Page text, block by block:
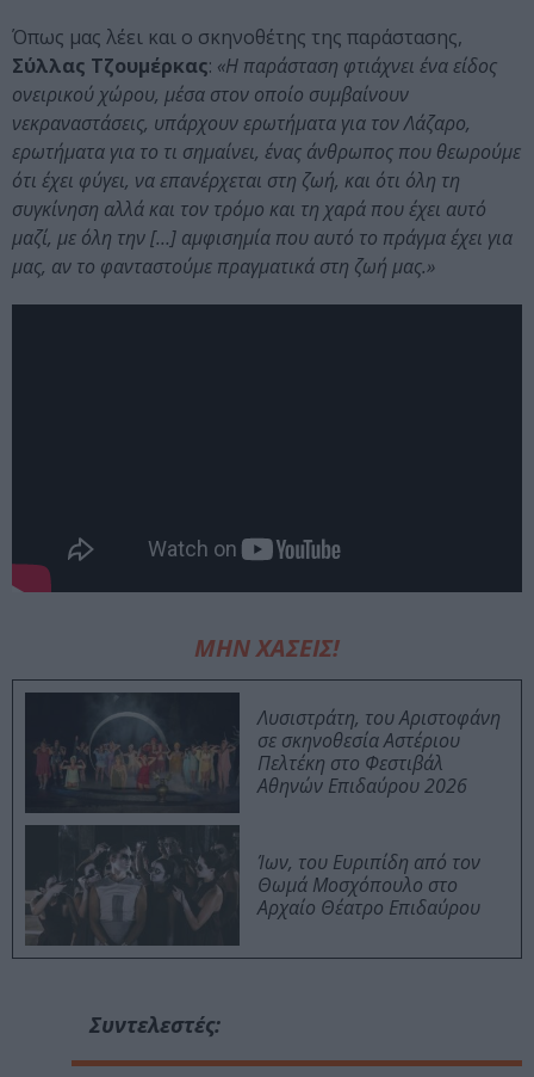
Όπως μας λέει και ο σκηνοθέτης της παράστασης,
Σύλλας Τζουμέρκας: «Η παράσταση φτιάχνει ένα είδος
ονειρικού χώρου, μέσα στον οποίο συμβαίνουν
νεκραναστάσεις, υπάρχουν ερωτήματα για τον Λάζαρο,
ερωτήματα για το τι σημαίνει, ένας άνθρωπος που θεωρούμε
ότι έχει φύγει, να επανέρχεται στη ζωή, και ότι όλη τη
συγκίνηση αλλά και τον τρόμο και τη χαρά που έχει αυτό
μαζί, με όλη την […] αμφισημία που αυτό το πράγμα έχει για
μας, αν το φανταστούμε πραγματικά στη ζωή μας.»
ΜΗΝ ΧΑΣΕΙΣ!
Λυσιστράτη, του Αριστοφάνη
σε σκηνοθεσία Αστέριου
Πελτέκη στο Φεστιβάλ
Αθηνών Επιδαύρου 2026
Ίων, του Ευριπίδη από τον
Θωμά Μοσχόπουλο στο
Αρχαίο Θέατρο Επιδαύρου
Συντελεστές: